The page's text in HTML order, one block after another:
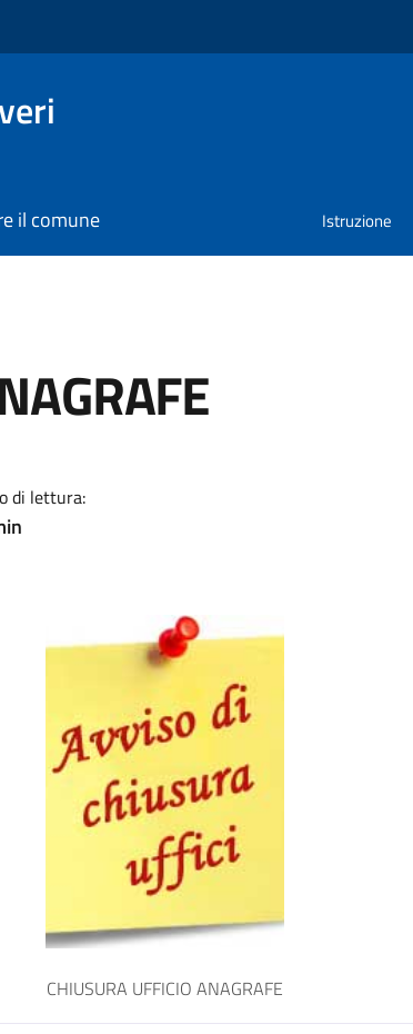
il comune Istruzione
di lettura:
CHIUSURA UFFICIO ANAGRAFE